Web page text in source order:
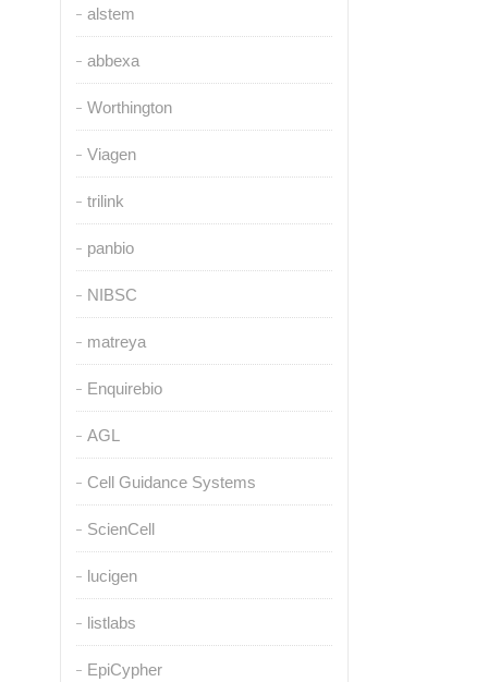
alstem
abbexa
Worthington
Viagen
trilink
panbio
NIBSC
matreya
Enquirebio
AGL
Cell Guidance Systems
ScienCell
lucigen
listlabs
EpiCypher